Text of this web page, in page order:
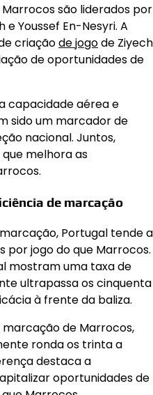
são liderados por
Youssef En-Nesyri. A
criaçãode jogode Ziyech
de oportunidades de
capacidade aérea e
sido um marcador de
nacional. Juntos,
melhora as
de marcação
Portugal tende a
por jogo do que Marrocos.
mostram uma taxa de
ultrapassa os cinquenta
à frente da baliza.
de Marrocos,
ronda os trinta a
destaca a
oportunidades de